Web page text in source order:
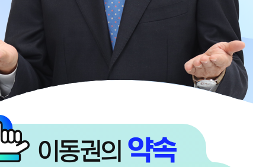
이동권의약속